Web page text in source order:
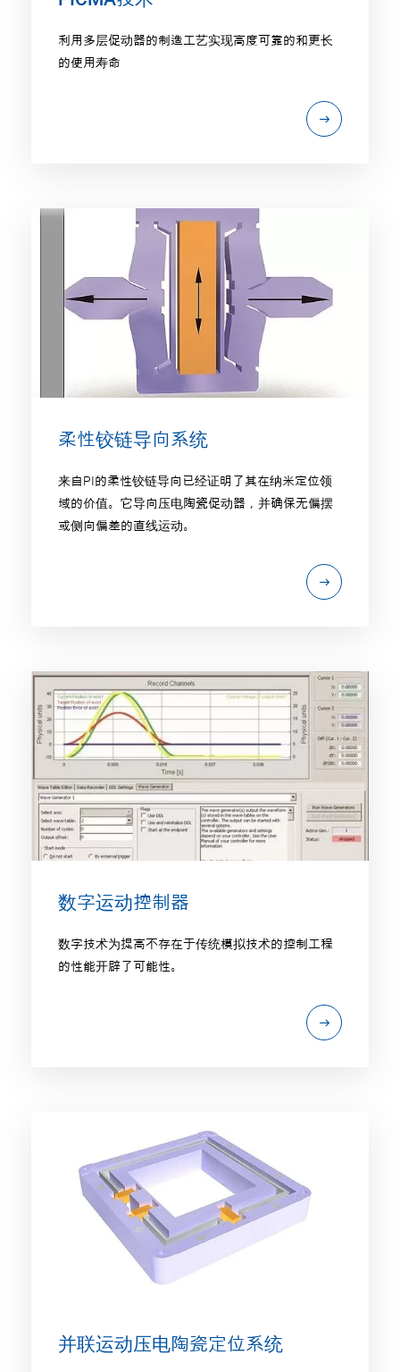
利用多层促动器的制造工艺实现高度可靠的和更长
的使用寿命
柔性铰链导向系统
来自PI的柔性铰链导向已经证明了其在纳米定位领
域的价值。它导向压电陶瓷促动器，并确保无偏摆
或侧向偏差的直线运动。
数字运动控制器
数字技术为提高不存在于传统模拟技术的控制工程
的性能开辟了可能性。
并联运动压电陶瓷定位系统